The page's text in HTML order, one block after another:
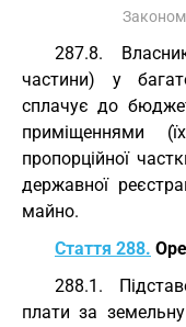
Законом
287.8.
частини) у
сплачує до
приміщеннями
пропорційної
державної
майно.
Стаття 288.
288.1.
плати за